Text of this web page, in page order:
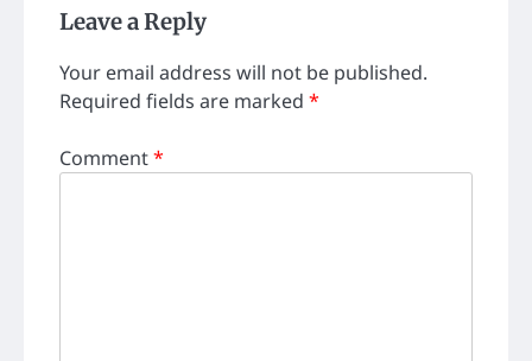
Leave a Reply
Your email address will not be published.
Required fields are marked *
Comment*